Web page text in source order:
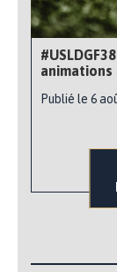
animations
Publié le 6